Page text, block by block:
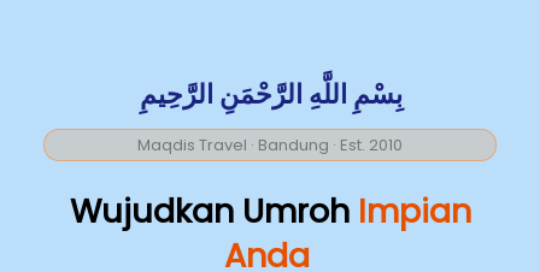
`Maqdis Travel · Bandung · Est. 2010
Wujudkan Umroh Impian
Anda